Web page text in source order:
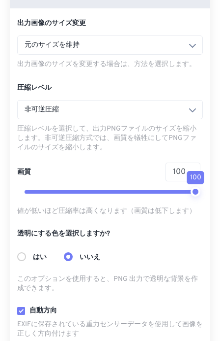
URLから
出力画像のサイズ変更
元のサイズを維持
出力画像のサイズを変更する場合は、方法を選択します。
圧縮レベル
非可逆圧縮
圧縮レベルを選択して、出力PNGファイルのサイズを縮小
します。非可逆圧縮方式では、画質を犠牲にしてPNGファ
イルのサイズを縮小します。
画質
100
値が低いほど圧縮率は高くなります（画質は低下します）
透明にする色を選択しますか?
はい いいえ
このオプションを使用すると、PNG 出力で透明な背景を作
成できます。
自動方向
EXIFに保存されている重力センサーデータを使用して画像を
正しく方向付けます